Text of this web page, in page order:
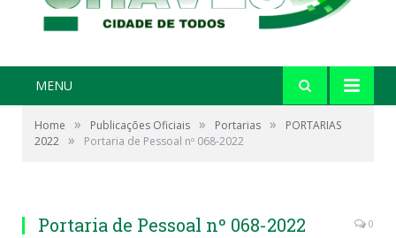
MENU
Home » Publicações Oficiais » Portarias »
PORTARIAS
2022 » Portaria de Pessoal nº 068-2022
Portaria de Pessoal nº 068-2022 0